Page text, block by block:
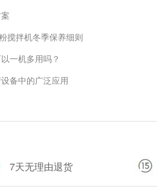
搅拌机冬季保养细则
一机多用吗？
备中的广泛应用
7天无理由退货